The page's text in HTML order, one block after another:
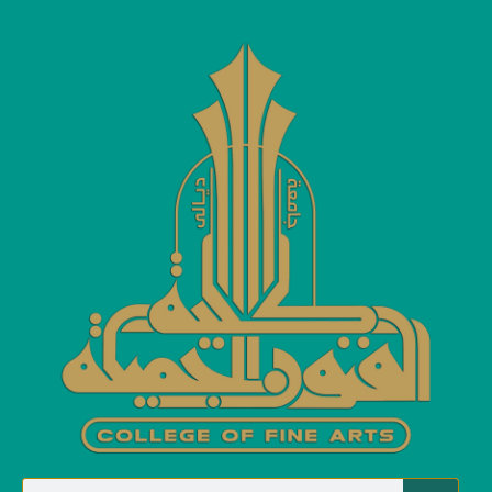
مشاركات وفعاليات
مشاركات وفعاليات
حملة تطوعية لطلبة واساتذة قسم الفنون السمعية والمرئية
حملة تطوعية لطلبة واساتذة قسم
الفنون السمعية والمرئية
مشاركات وفعاليات
بإشراف الاستاذ الدكتورعلاء شاكر محمودعميد الكلية